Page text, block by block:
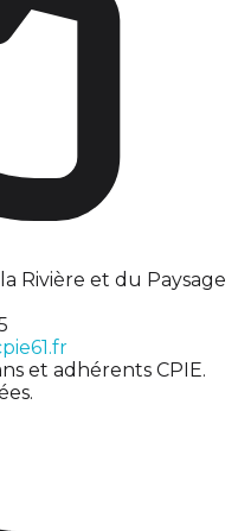
Rivière et du Paysage
et adhérents CPIE.